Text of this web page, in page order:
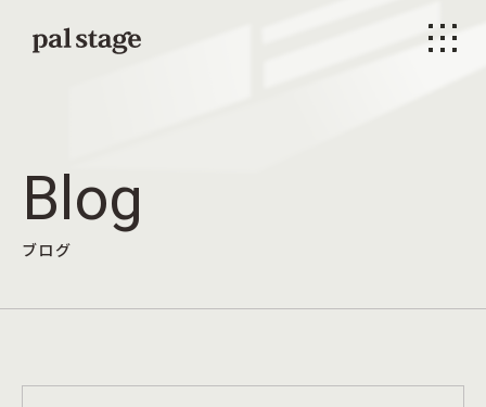
メニ
Blog
ブログ